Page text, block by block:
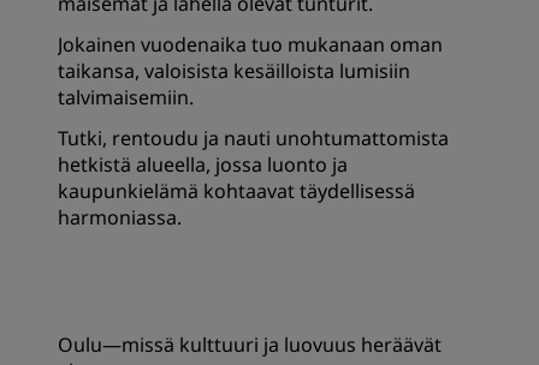
Jokainen vuodenaika tuo mukanaan oman
taikansa, valoisista kesäilloista lumisiin
talvimaisemiin.
Tutki, rentoudu ja nauti unohtumattomista
hetkistä alueella, jossa luonto ja
kaupunkielämä kohtaavat täydellisessä
harmoniassa.
Oulu—missä kulttuuri ja luovuus heräävät